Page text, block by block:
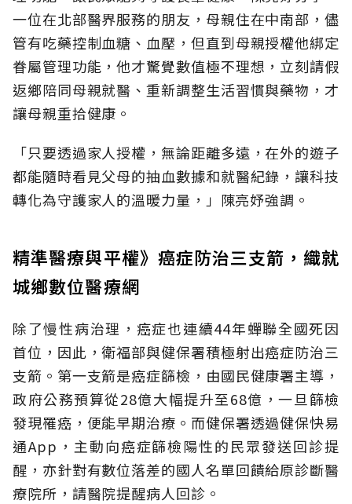
一位在北部醫界服務的朋友，母親住在中南部，儘
管有吃藥控制血糖、血壓，但直到母親授權他綁定
眷屬管理功能，他才驚覺數值極不理想，立刻請假
返鄉陪同母親就醫、重新調整生活習慣與藥物，才
讓母親重拾健康。
「只要透過家人授權，無論距離多遠，在外的遊子
都能隨時看見父母的抽血數據和就醫紀錄，讓科技
轉化為守護家人的溫暖力量，」陳亮妤強調。
精準醫療與平權》癌症防治三支箭，織就
城鄉數位醫療網
除了慢性病治理，癌症也連續44年蟬聯全國死因
首位，因此，衛福部與健保署積極射出癌症防治三
支箭。第一支箭是癌症篩檢，由國民健康署主導，
政府公務預算從28億大幅提升至68億，一旦篩檢
發現罹癌，便能早期治療。而健保署透過健保快易
通App，主動向癌症篩檢陽性的民眾發送回診提
醒，亦針對有數位落差的國人名單回饋給原診斷醫
療院所，請醫院提醒病人回診。